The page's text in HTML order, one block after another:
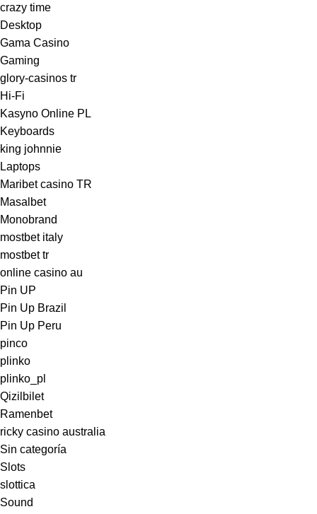
crazy time
Desktop
Gama Casino
Gaming
glory-casinos tr
Hi-Fi
Kasyno Online PL
Keyboards
king johnnie
Laptops
Maribet casino TR
Masalbet
Monobrand
mostbet italy
mostbet tr
online casino au
Pin UP
Pin Up Brazil
Pin Up Peru
pinco
plinko
plinko_pl
Qizilbilet
Ramenbet
ricky casino australia
Sin categoría
Slots
slottica
Sound